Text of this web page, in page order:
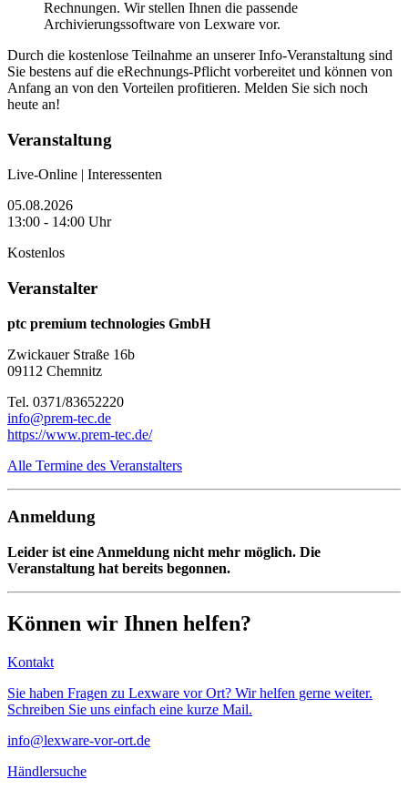
Rechnungen. Wir stellen Ihnen die passende
Archivierungssoftware von Lexware vor.
Durch die kostenlose Teilnahme an unserer Info-Veranstaltung sind
Sie bestens auf die eRechnungs-Pflicht vorbereitet und können von
Anfang an von den Vorteilen profitieren. Melden Sie sich noch
heute an!
Veranstaltung
Live-Online | Interessenten
05.08.2026
13:00 - 14:00 Uhr
Kostenlos
Veranstalter
ptc premium technologies GmbH
Zwickauer Straße 16b
09112 Chemnitz
Tel. 0371/83652220
info@prem-tec.de
https://www.prem-tec.de/
Alle Termine des Veranstalters
Anmeldung
Leider ist eine Anmeldung nicht mehr möglich. Die
Veranstaltung hat bereits begonnen.
Können wir Ihnen helfen?
Kontakt
Sie haben Fragen zu Lexware vor Ort? Wir helfen gerne weiter.
Schreiben Sie uns einfach eine kurze Mail.
info@lexware-vor-ort.de
Händlersuche